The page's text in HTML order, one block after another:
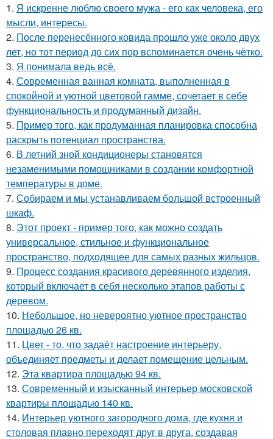
1. Я искренне люблю своего мужа - его как человека, его
мысли, интересы.
2. После перенесённого ковида прошло уже около двух
лет, но тот период до сих пор вспоминается очень чётко.
3. Я понимала ведь всё.
4. Современная ванная комната, выполненная в
спокойной и уютной цветовой гамме, сочетает в себе
функциональность и продуманный дизайн.
5. Пример того, как продуманная планировка способна
раскрыть потенциал пространства.
6. В летний зной кондиционеры становятся
незаменимыми помощниками в создании комфортной
температуры в доме.
7. Собираем и мы устанавливаем большой встроенный
шкаф.
8. Этот проект - пример того, как можно создать
универсальное, стильное и функциональное
пространство, подходящее для самых разных жильцов.
9. Процесс создания красивого деревянного изделия,
который включает в себя несколько этапов работы с
деревом.
10. Небольшое, но невероятно уютное пространство
площадью 26 кв.
11. Цвет - то, что задаёт настроение интерьеру,
объединяет предметы и делает помещение цельным.
12. Эта квартира площадью 94 кв.
13. Современный и изысканный интерьер московской
квартиры площадью 140 кв.
14. Интерьер уютного загородного дома, где кухня и
столовая плавно переходят друг в друга, создавая